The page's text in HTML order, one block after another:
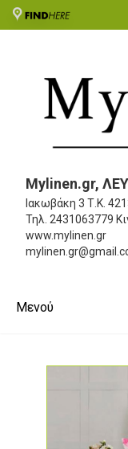
Mylinen.gr,
Ιακωβάκη 3 Τ.Κ.
Τηλ. 2431063779
www.mylinen.gr
Μενού